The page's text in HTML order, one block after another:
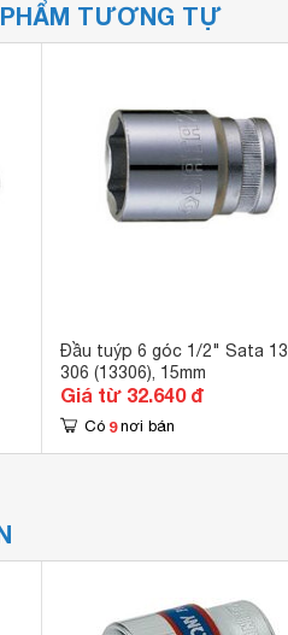
TƯƠNG TỰ
Đầu tuýp 6 góc 1/2" Sata
306 (13306), 15mm
Giá từ 32.640 đ
Có 9 nơi bán